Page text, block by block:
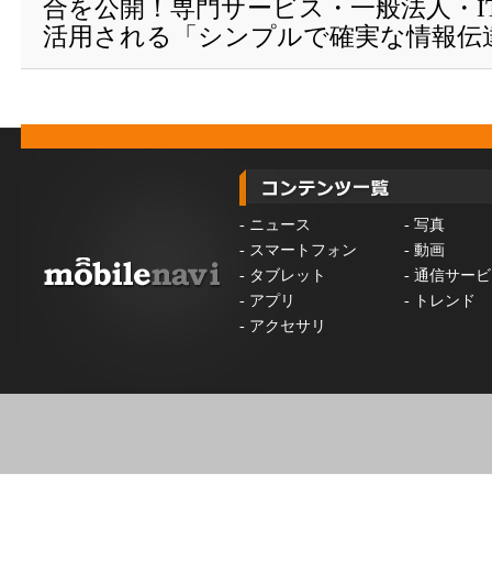
合を公開！専門サービス・一般法人・
活用される「シンプルで確実な情報伝
- ニュース - 写真
- スマートフォン - 動画
- タブレット - 通信サー
- アプリ -
トレンド
- アクセサリ